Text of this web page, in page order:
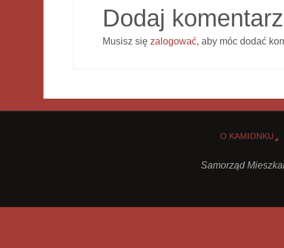
Dodaj komentarz
Musisz się zalogować, aby móc dodać
O KAMIONKU
Samorząd